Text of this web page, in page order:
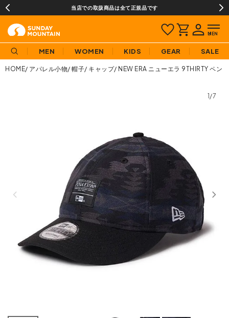
当店での取扱商品は全て正規品です
MEN WOMEN KIDS GEAR SALE
HOME アパレル小物 帽子 キャップ NEW ERA ニューエラ 9THIRTY ペン
1/7